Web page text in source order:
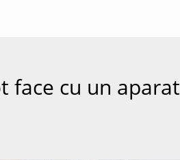
face cu un aparat